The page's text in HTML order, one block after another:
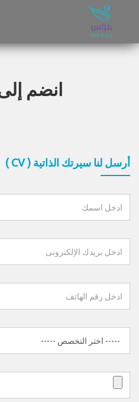
انضم
أرسل لنا سيرتك الذاتية ( CV )